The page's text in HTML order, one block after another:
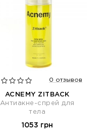
0 отзывов
ACNEMY ZITBACK
Антиакне-спрей для
тела
1053 грн